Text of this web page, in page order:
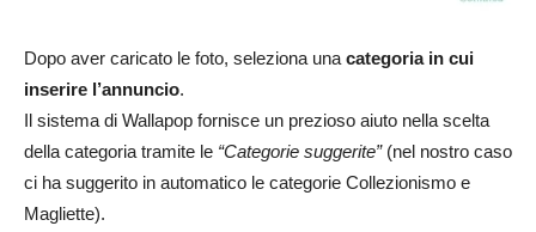
Dopo aver caricato le foto, seleziona una categoria in cui
inserire l’annuncio.
Il sistema di Wallapop fornisce un prezioso aiuto nella scelta
della categoria tramite le “Categorie suggerite”(nel nostro caso
ci ha suggerito in automatico le categorie Collezionismo e
Magliette).